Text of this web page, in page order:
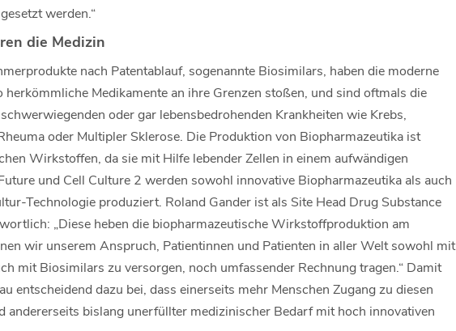
werden.“
die Medizin
nach Patentablauf, sogenannte Biosimilars, haben die moderne
Medikamente an ihre Grenzen stoßen, und sind oftmals die
oder gar lebensbedrohenden Krankheiten wie Krebs,
oder Multipler Sklerose. Die Produktion von Biopharmazeutika ist
Wirkstoffen, da sie mit Hilfe lebender Zellen in einem aufwändigen
und Cell Culture 2 werden sowohl innovative Biopharmazeutika als auch
Technologie produziert. Roland Gander ist als Site Head Drug Substance
„Diese heben die biopharmazeutische Wirkstoffproduktion am
wir unserem Anspruch, Patientinnen und Patienten in aller Welt sowohl mit
mit Biosimilars zu versorgen, noch umfassender Rechnung tragen.“ Damit
entscheidend dazu bei, dass einerseits mehr Menschen Zugang zu diesen
andererseits bislang unerfüllter medizinischer Bedarf mit hoch innovativen